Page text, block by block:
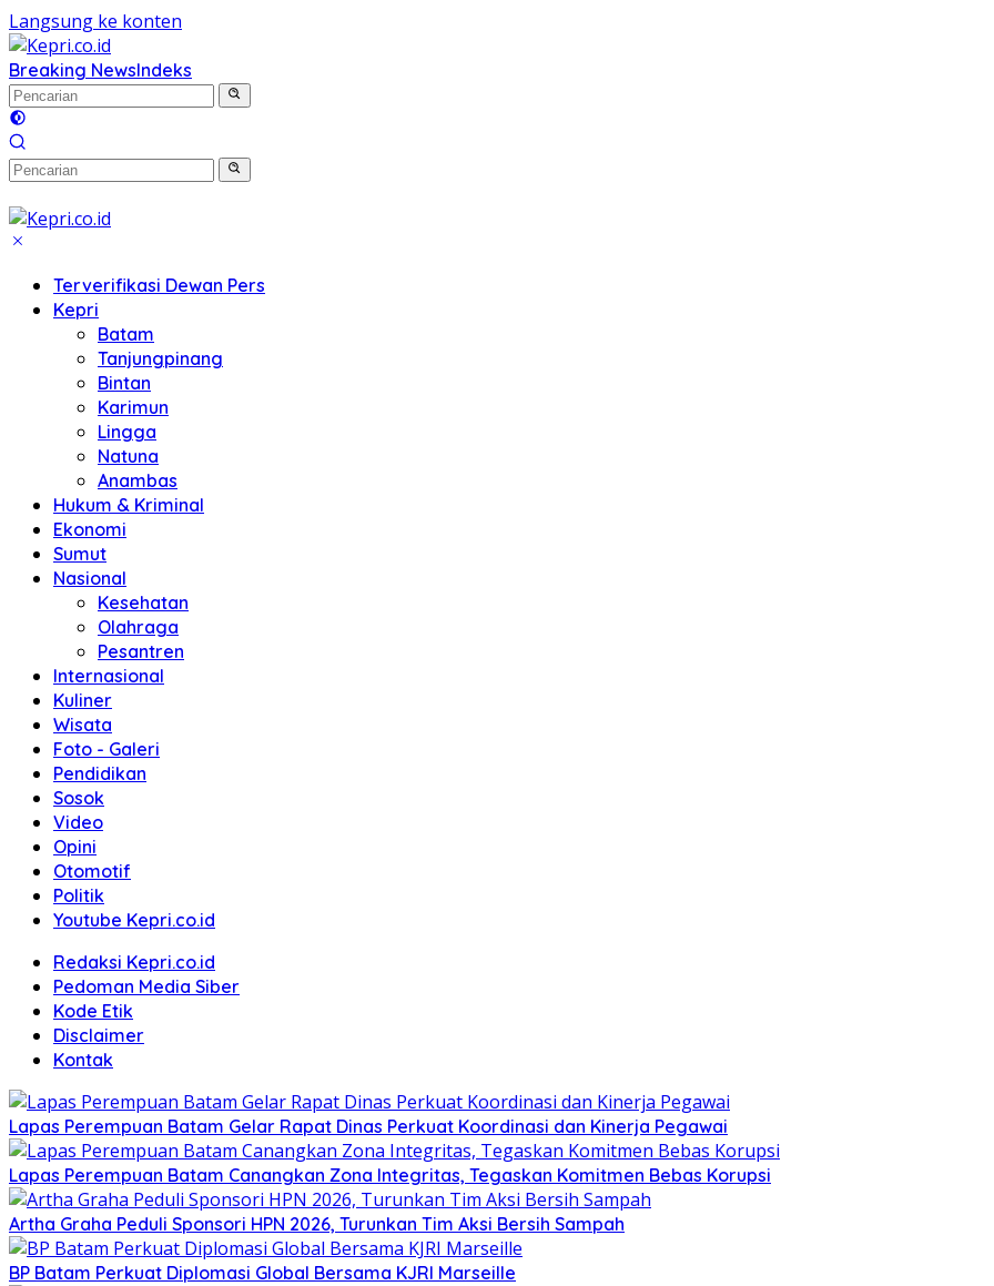
Langsung ke konten
Breaking NewsIndeks
Terverifikasi Dewan Pers
Kepri
Batam
Tanjungpinang
Bintan
Karimun
Lingga
Natuna
Anambas
Hukum & Kriminal
Ekonomi
Sumut
Nasional
Kesehatan
Olahraga
Pesantren
Internasional
Kuliner
Wisata
Foto - Galeri
Pendidikan
Sosok
Video
Opini
Otomotif
Politik
Youtube Kepri.co.id
Redaksi Kepri.co.id
Pedoman Media Siber
Kode Etik
Disclaimer
Kontak
Lapas Perempuan Batam Gelar Rapat Dinas Perkuat Koordinasi dan Kinerja Pegawai
Lapas Perempuan Batam Canangkan Zona Integritas, Tegaskan Komitmen Bebas Korupsi
Artha Graha Peduli Sponsori HPN 2026, Turunkan Tim Aksi Bersih Sampah
BP Batam Perkuat Diplomasi Global Bersama KJRI Marseille